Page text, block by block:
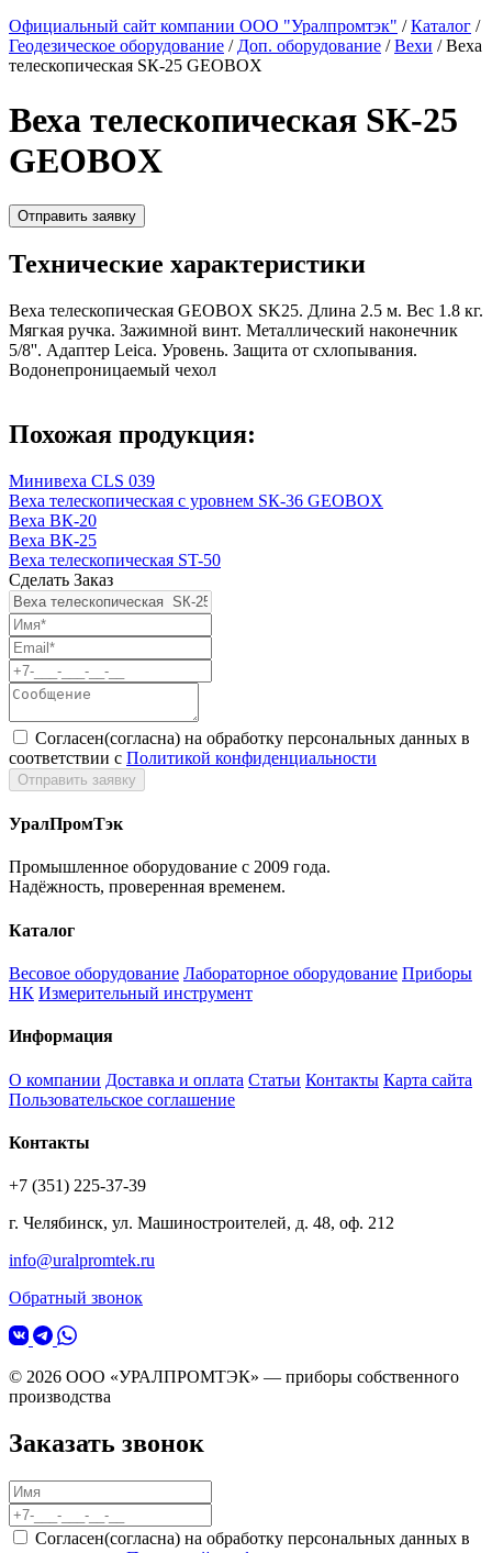
Официальный сайт компании ООО "Уралпромтэк" /Каталог /
Геодезическое оборудование /Доп. оборудование /Вехи /Веха
телескопическая SК-25 GEOBOX
Веха телескопическая SК-25
GEOBOX
Отправить заявку
Технические характеристики
Веха телескопическая GEOBOX SK25 . Длина 2.5 м. Вес 1.8 кг.
Мягкая ручка. Зажимной винт. Металлический наконечник
5/8''. Адаптер Leica. Уровень. Защита от схлопывания.
Водонепроницаемый чехол
Похожая продукция:
Минивеха CLS 039
Веха телескопическая с уровнем SК-36 GEOBOX
Веха ВК-20
Веха ВК-25
Веха телескопическая ST-50
Сделать Заказ
Согласен(согласна) на обработку персональных данных в
соответствии с Политикой конфиденциальности
УралПромТэк
Промышленное оборудование с 2009 года.
Надёжность, проверенная временем.
Каталог
Весовое оборудование Лабораторное оборудование Приборы
НК Измерительный инструмент
Информация
О компании Доставка и оплата Статьи Контакты Карта сайта
Пользовательское соглашение
Контакты
+7 (351) 225-37-39
г. Челябинск, ул. Машиностроителей, д. 48, оф. 212
info@uralpromtek.ru
Обратный звонок
© 2026 ООО «УРАЛПРОМТЭК» — приборы собственного
производства
Заказать звонок
Согласен(согласна) на обработку персональных данных в